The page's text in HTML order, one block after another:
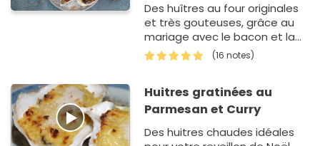
Des huîtres au four originales
et très gouteuses, grâce au
mariage avec le bacon et la
sauce à base de vinaigre
balsamique. Un plat conviv…
(16 notes)
Huitres gratinées au
Parmesan et Curry
Des huitres chaudes idéales